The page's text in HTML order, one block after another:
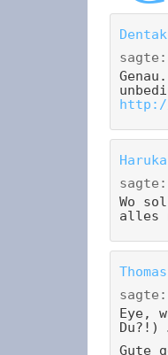
sagte:
http://
sagte:
Wo
alles
sagte:
Eye,
Du?!)
Gute